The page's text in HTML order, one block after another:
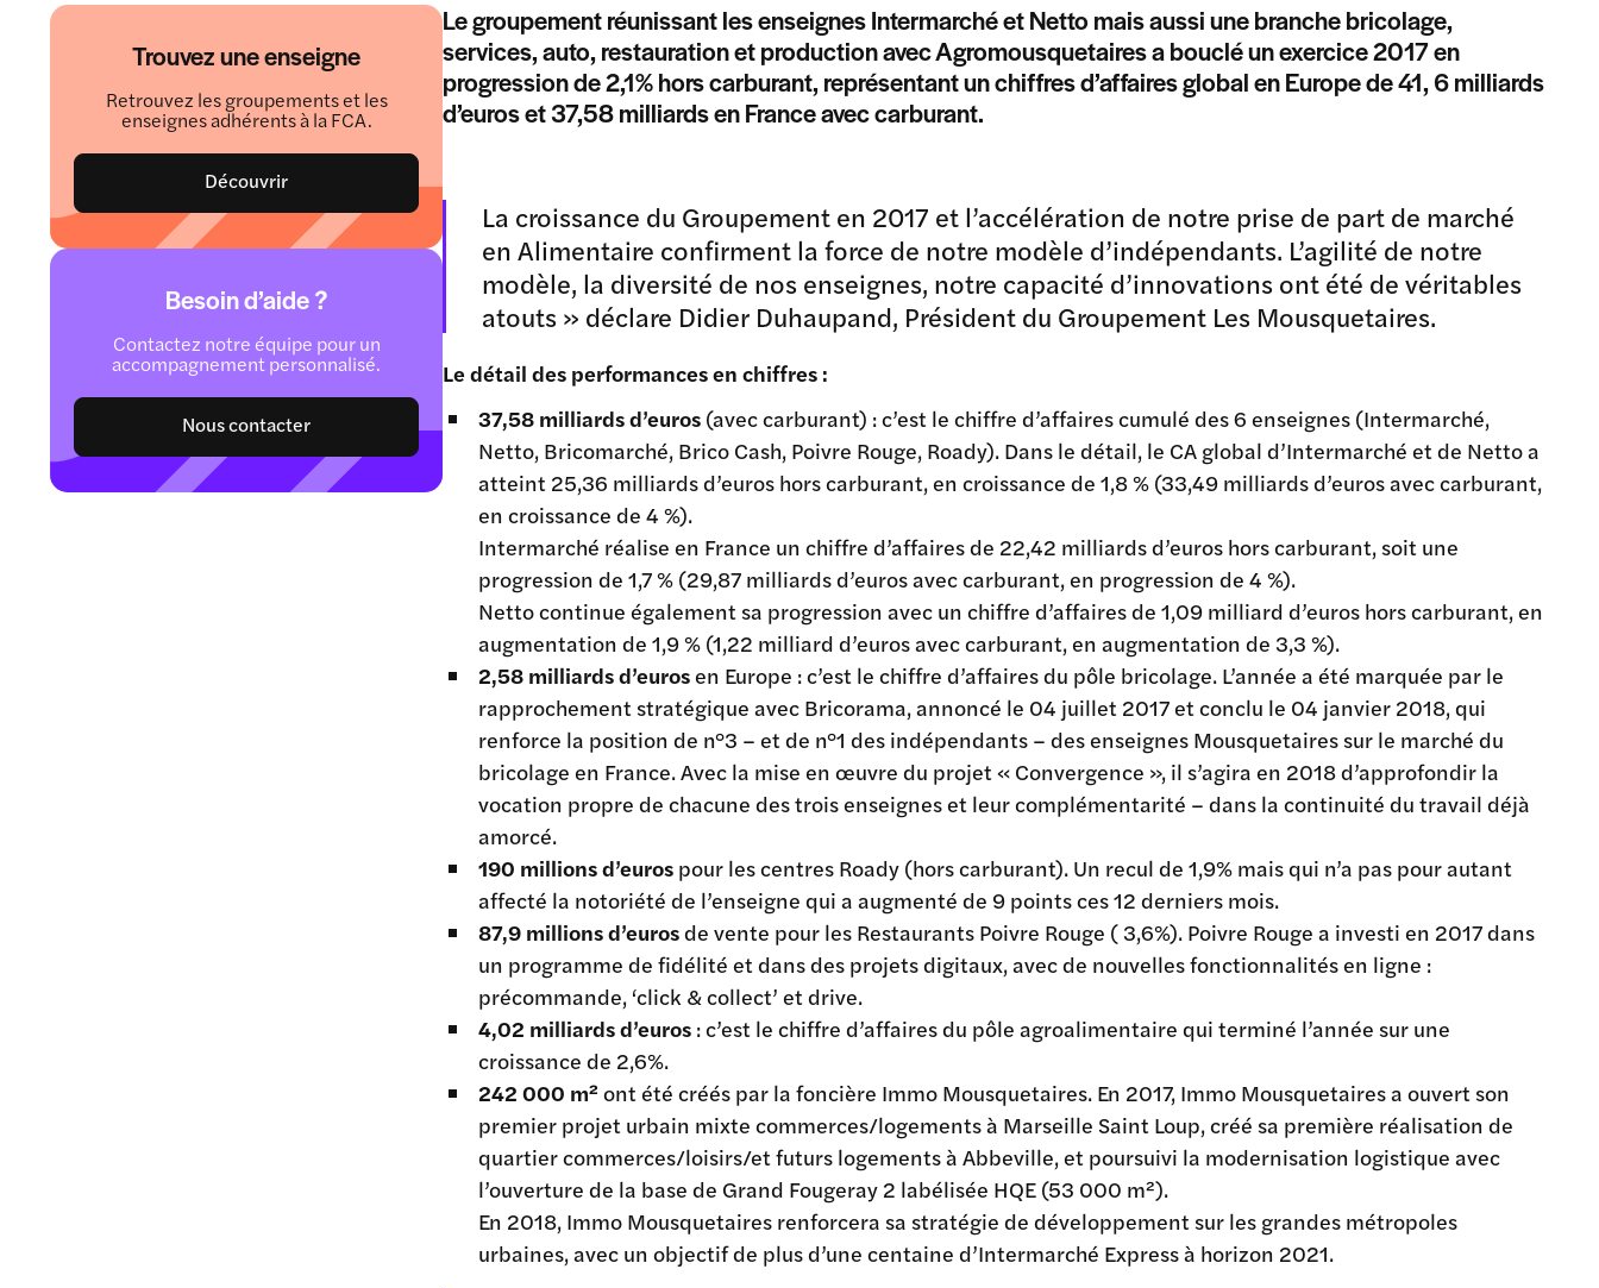
Trouvez une enseigne
Retrouvez les groupements et les
enseignes adhérents à la FCA.
Découvrir
Besoin d’aide ?
Contactez notre équipe pour un
accompagnement personnalisé.
Nous contacter
Le groupement réunissant les enseignes Intermarché et Netto mais aussi une branche bricolage,
services, auto, restauration et production avec Agromousquetaires a bouclé un exercice 2017 en
progression de 2,1% hors carburant, représentant un chiffres d’affaires global en Europe de 41, 6 milliards
d’euros et 37,58 milliards en France avec carburant.
La croissance du Groupement en 2017 et l’accélération de notre prise de part de marché
en Alimentaire confirment la force de notre modèle d’indépendants. L’agilité de notre
modèle, la diversité de nos enseignes, notre capacité d’innovations ont été de véritables
atouts » déclare Didier Duhaupand, Président du Groupement Les Mousquetaires.
Le détail des performances en chiffres :
37,58 milliards d’euros (avec carburant) : c’est le chiffre d’affaires cumulé des 6 enseignes (Intermarché,
Netto, Bricomarché, Brico Cash, Poivre Rouge, Roady). Dans le détail, le CA global d’Intermarché et de Netto a
atteint 25,36 milliards d’euros hors carburant, en croissance de 1,8 % (33,49 milliards d’euros avec carburant,
en croissance de 4 %).
Intermarché réalise en France un chiffre d’affaires de 22,42 milliards d’euros hors carburant, soit une
progression de 1,7 % (29,87 milliards d’euros avec carburant, en progression de 4 %).
Netto continue également sa progression avec un chiffre d’affaires de 1,09 milliard d’euros hors carburant, en
augmentation de 1,9 % (1,22 milliard d’euros avec carburant, en augmentation de 3,3 %).
2,58 milliards d’eurosen Europe : c’est le chiffre d’affaires du pôle bricolage. L’année a été marquée par le
rapprochement stratégique avec Bricorama, annoncé le 04 juillet 2017 et conclu le 04 janvier 2018, qui
renforce la position de n°3 – et de n°1 des indépendants – des enseignes Mousquetaires sur le marché du
bricolage en France. Avec la mise en œuvre du projet « Convergence », il s’agira en 2018 d’approfondir la
vocation propre de chacune des trois enseignes et leur complémentarité – dans la continuité du travail déjà
amorcé.
190 millions d’euros pour les centres Roady (hors carburant). Un recul de 1,9% mais qui n’a pas pour autant
affecté la notoriété de l’enseigne qui a augmenté de 9 points ces 12 derniers mois.
87,9 millions d’eurosde vente pour les Restaurants Poivre Rouge ( 3,6%). Poivre Rouge a investi en 2017 dans
un programme de fidélité et dans des projets digitaux, avec de nouvelles fonctionnalités en ligne :
précommande, ‘click & collect’ et drive.
4,02 milliards d’euros : c’est le chiffre d’affaires du pôle agroalimentaire qui terminé l’année sur une
croissance de 2,6%.
242 000 m² ont été créés par la foncière Immo Mousquetaires. En 2017, Immo Mousquetaires a ouvert son
premier projet urbain mixte commerces/logements à Marseille Saint Loup, créé sa première réalisation de
quartier commerces/loisirs/et futurs logements à Abbeville, et poursuivi la modernisation logistique avec
l’ouverture de la base de Grand Fougeray 2 labélisée HQE (53 000 m²).
En 2018, Immo Mousquetaires renforcera sa stratégie de développement sur les grandes métropoles
urbaines, avec un objectif de plus d’une centaine d’Intermarché Express à horizon 2021.